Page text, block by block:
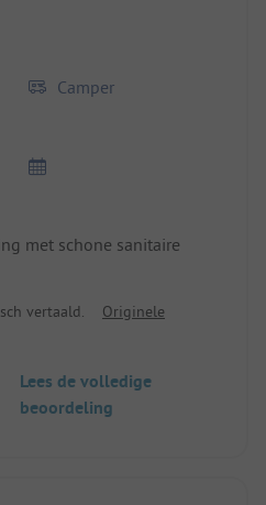
Camper
met schone sanitaire
vertaald.
Originele
Lees de volledige
beoordeling